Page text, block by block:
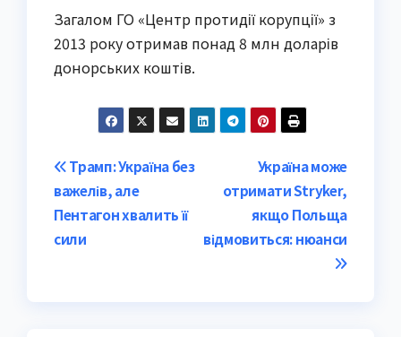
Загалом ГО «Центр протидії корупції» з
2013 року отримав понад 8 млн доларів
донорських коштів.
Post
navigation
Україна може
отримати Stryker,
якщо Польща
відмовиться: нюанси
Трамп: Україна без
важелів, але
Пентагон хвалить її
сили